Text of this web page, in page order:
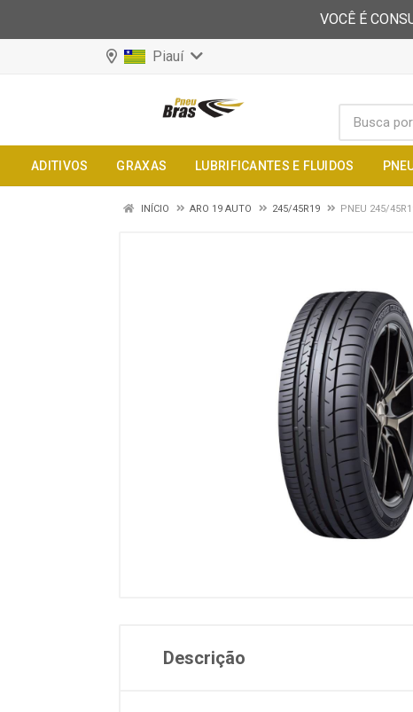
VOCÊ É
Piauí
ADITIVOS GRAXAS LUBRIFICANTES E FLUIDOS
INÍCIO ARO 19 AUTO 245/45R19 PNEU 245/
Descrição